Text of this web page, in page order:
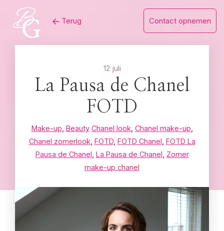
content
Terug Contact opnemen
12 juli
La Pausa de Chanel
FOTD
Make-up Beauty Chanel look Chanel make-up
Chanel zomerlook FOTD, FOTD Chanel FOTD La
Pausa de Chanel La Pausa de Chanel Zomer
make-up chanel